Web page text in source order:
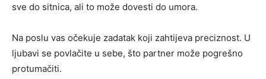
sve do sitnica, ali to može dovesti do umora.
Na poslu vas očekuje zadatak koji zahtijeva preciznost. U
ljubavi se povlačite u sebe, što partner može pogrešno
protumačiti.